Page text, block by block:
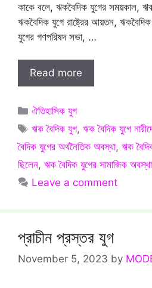
কাকে বলে, ঋকবৈদিক যুগের সময়কাল,
ঋকবৈদিক যুগে রাষ্ট্রের আয়তন,
যুগের গণপরিষদ সভা, …
Read more
Categories
ঐতিহাসিক যুগ
Tags
ঋক বৈদিক যুগ,ঋক বৈদিক যুগে
বৈদিক যুগের অর্থনৈতিক অবস্থা, ঋক
ছিলেন, ঋক বৈদিক যুগের সামাজিক অবস্থা
Leave a comment
প্রাচীন প্রস্তর যুগ
November 5, 2023 by